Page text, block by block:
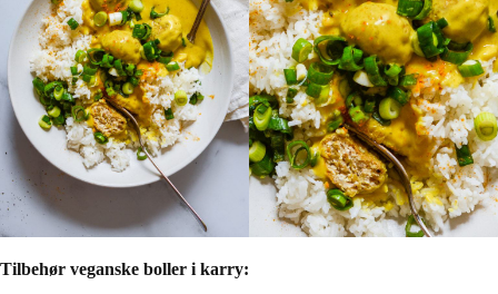
Tilbehør veganske boller i karry: